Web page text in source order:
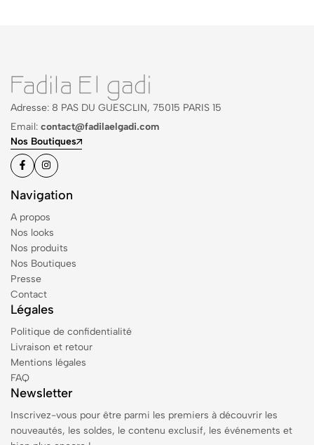
Adresse: 8 PAS DU GUESCLIN, 75015 PARIS 15
Email: contact@fadilaelgadi.com
Nos Boutiques
Navigation
A propos
Nos looks
Nos produits
Nos Boutiques
Presse
Contact
Légales
Politique de confidentialité
Livraison et retour
Mentions légales
FAQ
Newsletter
Inscrivez-vous pour être parmi les premiers à découvrir les
nouveautés, les soldes, le contenu exclusif, les événements et